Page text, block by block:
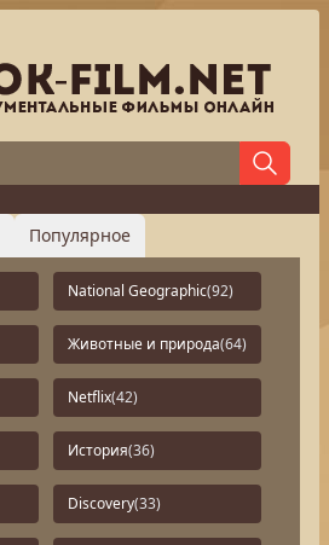
Популярное
National Geographic(92)
Животные и природа(64)
Netflix(42)
История(36)
Discovery(33)